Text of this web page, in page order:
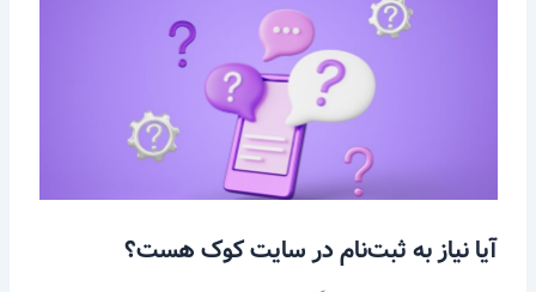
آیا نیاز به ثبت‌نام در سایت کوک هست؟